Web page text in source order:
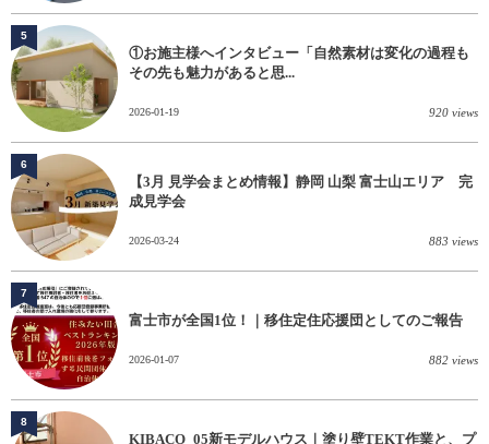
①お施主様へインタビュー「自然素材は変化の過程も
その先も魅力があると思...
2026-01-19 920 views
5
【3月 見学会まとめ情報】静岡 山梨 富士山エリア 完
成見学会
2026-03-24 883 views
6
富士市が全国1位！｜移住定住応援団としてのご報告
2026-01-07 882 views
7
KIBACO_05新モデルハウス｜塗り壁TEKT作業と、プ
8